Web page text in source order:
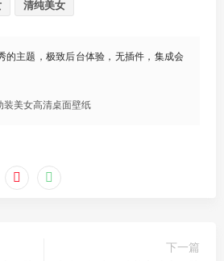
清纯美女
的主题，极致后台体验，无插件，集成会
装美女高清桌面壁纸
下一篇